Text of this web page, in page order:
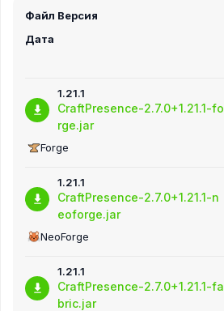
Файл Версия
Дата
1.21.1
CraftPresence-2.7.0+1.21.1-fo
rge.jar
Forge
1.21.1
CraftPresence-2.7.0+1.21.1-n
eoforge.jar
NeoForge
1.21.1
CraftPresence-2.7.0+1.21.1-fa
bric.jar